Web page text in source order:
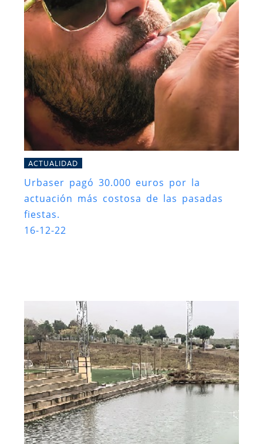
ACTUALIDAD
Urbaser pagó 30.000 euros por la
actuación más costosa de las pasadas
fiestas.
16-12-22